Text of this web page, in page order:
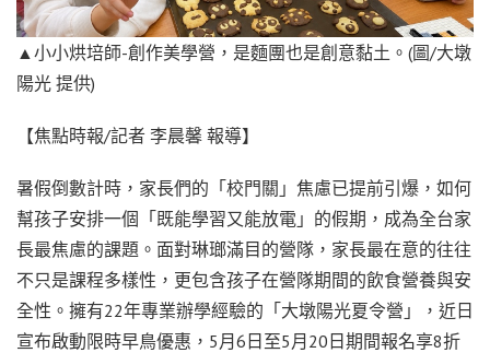
▲小小烘培師-創作美學營，是麵團也是創意黏土。(圖/大墩
陽光 提供)
【焦點時報/記者 李晨馨 報導】
暑假倒數計時，家長們的「校門關」焦慮已提前引爆，如何
幫孩子安排一個「既能學習又能放電」的假期，成為全台家
長最焦慮的課題。面對琳瑯滿目的營隊，家長最在意的往往
不只是課程多樣性，更包含孩子在營隊期間的飲食營養與安
全性。擁有22年專業辦學經驗的「大墩陽光夏令營」，近日
宣布啟動限時早鳥優惠，5月6日至5月20日期間報名享8折